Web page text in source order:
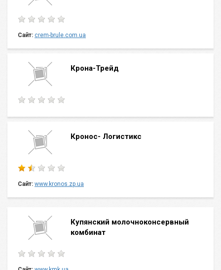
Сайт: crem-brule.com.ua
Крона-Трейд
Кронос- Логистикс
Сайт: www.kronos.zp.ua
Купянский молочноконсервный
комбинат